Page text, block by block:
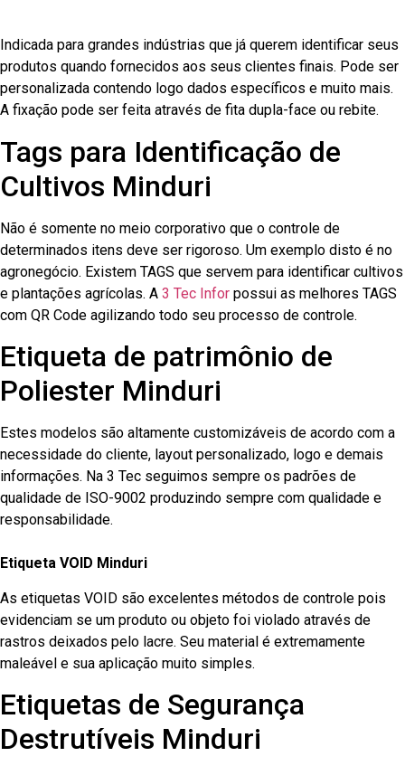
Indicada para grandes indústrias que já querem identificar seus
produtos quando fornecidos aos seus clientes finais. Pode ser
personalizada contendo logo dados específicos e muito mais.
A fixação pode ser feita através de fita dupla-face ou rebite.
Tags para Identificação de
Cultivos Minduri
Não é somente no meio corporativo que o controle de
determinados itens deve ser rigoroso. Um exemplo disto é no
agronegócio. Existem TAGS que servem para identificar cultivos
e plantações agrícolas. A 3 Tec Infor possui as melhores TAGS
com QR Code agilizando todo seu processo de controle.
Etiqueta de patrimônio de
Poliester Minduri
Estes modelos são altamente customizáveis de acordo com a
necessidade do cliente, layout personalizado, logo e demais
informações. Na 3 Tec seguimos sempre os padrões de
qualidade de ISO-9002 produzindo sempre com qualidade e
responsabilidade.
Etiqueta VOID Minduri
As etiquetas VOID são excelentes métodos de controle pois
evidenciam se um produto ou objeto foi violado através de
rastros deixados pelo lacre. Seu material é extremamente
maleável e sua aplicação muito simples.
Etiquetas de Segurança
Destrutíveis Minduri